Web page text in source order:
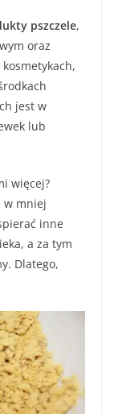
pszczele,
oraz
jest w
lub
więcej?
w mniej
inne
a za tym
Dlatego,